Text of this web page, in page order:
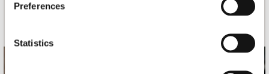
Preferences
Statistics